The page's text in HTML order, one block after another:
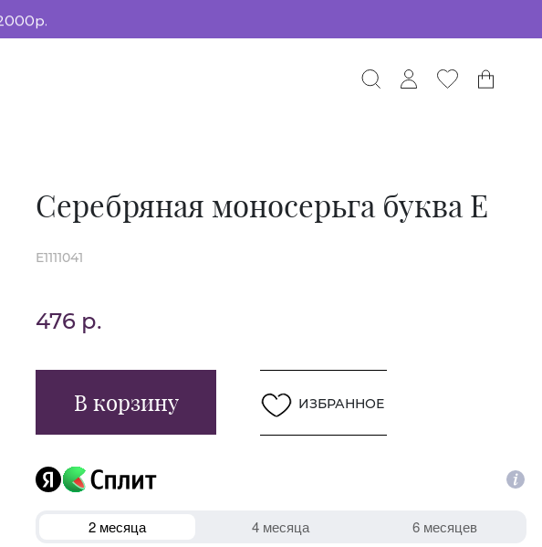
Серебряная моносерьга буква E
E1111041
476 р.
В корзину ИЗБРАННОЕ